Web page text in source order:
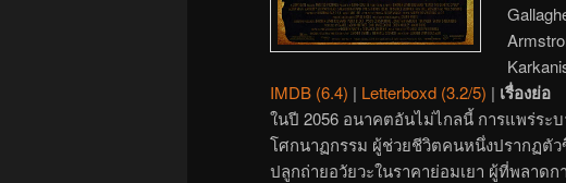
IMDB (6.4) | Letterboxd (3.2/5) | เรื่องย่อ
ในปี 2056 อนาคตอันไม่ไกลนี้ การแพร่ระ
โศกนาฏกรรม ผู้ช่วยชีวิตคนหนึ่งปรากฏตั
ปลูกถ่ายอวัยวะในราคาย่อมเยา ผู้ที่พลาด